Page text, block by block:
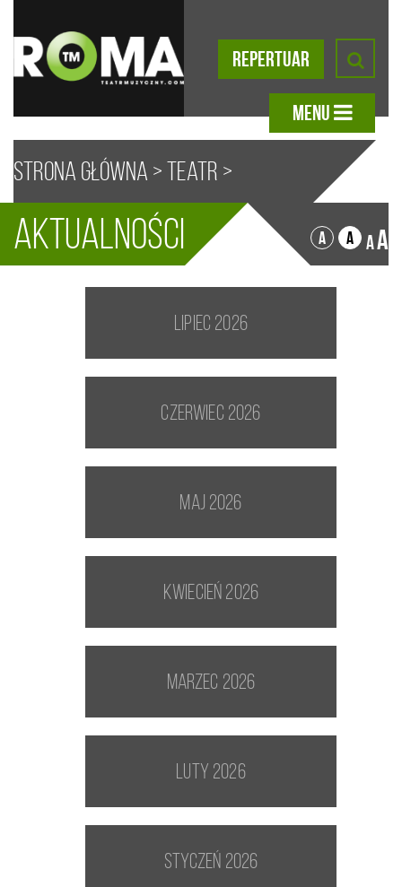
REPERTUAR
MENU
Strona główna >Teatr >
Aktualności A A AA
Aktualności
lipiec 2026
czerwiec 2026
maj 2026
kwiecień 2026
marzec 2026
luty 2026
styczeń 2026